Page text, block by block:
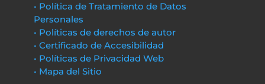
• Política de Tratamiento de Datos
Personales
• Políticas de derechos de autor
• Certificado de Accesibilidad
• Políticas de Privacidad Web
• Mapa del Sitio